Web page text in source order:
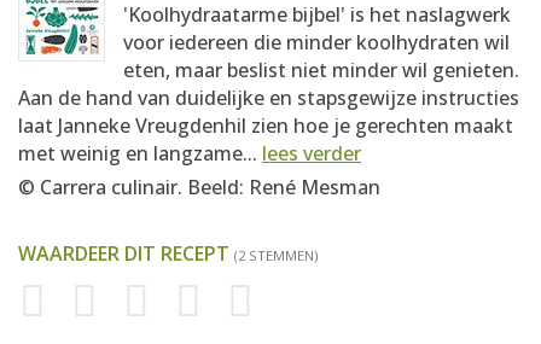
'Koolhydraatarme bijbel' is het naslagwerk
voor iedereen die minder koolhydraten wil
eten, maar beslist niet minder wil genieten.
Aan de hand van duidelijke en stapsgewijze instructies
laat Janneke Vreugdenhil zien hoe je gerechten maakt
met weinig en langzame... lees verder
© Carrera culinair. Beeld: René Mesman
WAARDEER DIT RECEPT (2 STEMMEN)